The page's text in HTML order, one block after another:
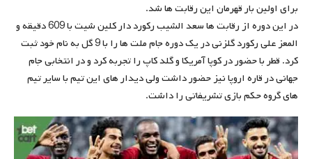
برای اولین بار قهرمان این رقابت ها شد.
در این دوره از رقابت ها سعد الشیب رکورد دار کلین شیت با 609 دقیقه و
المعز علی رکورد گلزنی در یک دوره جام ملت ها را با 9 گل به نام خود ثبت
کرد. قطر با حضور در کوپا آمریکا و گلد کاپ را تجربه کرد و در انتخابی جام
جهانی در قاره اروپا نیز حضور داشت ولی دیدار های این تیم با سایر تیم
های گروه حکم بازی تشریفاتی را داشت.